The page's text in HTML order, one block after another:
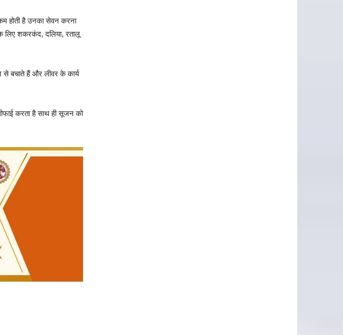
होती है उनका सेवन करना
लिए शकरकंद, दलिया, रतालू
से बचाते हैं और लीवर के कार्य
करता है साथ ही सूजन को